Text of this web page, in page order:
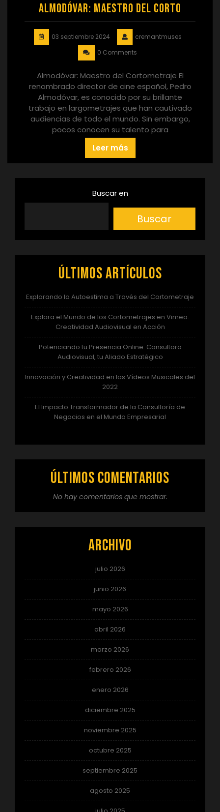
Almodóvar: Maestro del Corto
03 septiembre 2024
cremantmuses
0 Comments
Almodóvar: Maestro del Cortometraje El
renombrado director de cine español, Pedro
Almodóvar, es conocido por su brillante
trabajo en largometrajes que han cautivado
audiencias de todo el mundo. Sin embargo,
pocos conocen su talento para
Leer más
Buscar en
Buscar
Últimos artículos
Explorando la Autoestima a Través del Cortometraje
Explora el Mundo de los Cortometrajes en Vimeo:
Creatividad Audiovisual en Acción
Potenciando tu Presencia Online: Consultora
Audiovisual, tu Aliado Estratégico
Innovación y Creatividad en los Vídeos Musicales del
2022
El Impacto Transformador de la Consultoría de
Negocios en el Mundo Empresarial
Últimos comentarios
No hay comentarios que mostrar.
Archivo
julio 2026
junio 2026
mayo 2026
abril 2026
marzo 2026
febrero 2026
enero 2026
diciembre 2025
noviembre 2025
octubre 2025
septiembre 2025
agosto 2025